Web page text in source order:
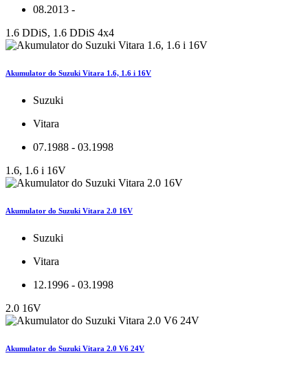
08.2013 -
1.6 DDiS, 1.6 DDiS 4x4
Akumulator do Suzuki Vitara 1.6, 1.6 i 16V
Suzuki
Vitara
07.1988 - 03.1998
1.6, 1.6 i 16V
Akumulator do Suzuki Vitara 2.0 16V
Suzuki
Vitara
12.1996 - 03.1998
2.0 16V
Akumulator do Suzuki Vitara 2.0 V6 24V